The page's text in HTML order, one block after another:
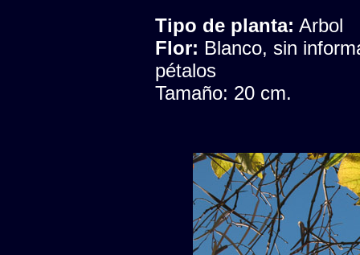
Tipo de planta: Arbol
Flor: Blanco, sin
pétalos
Tamaño: 20 cm.